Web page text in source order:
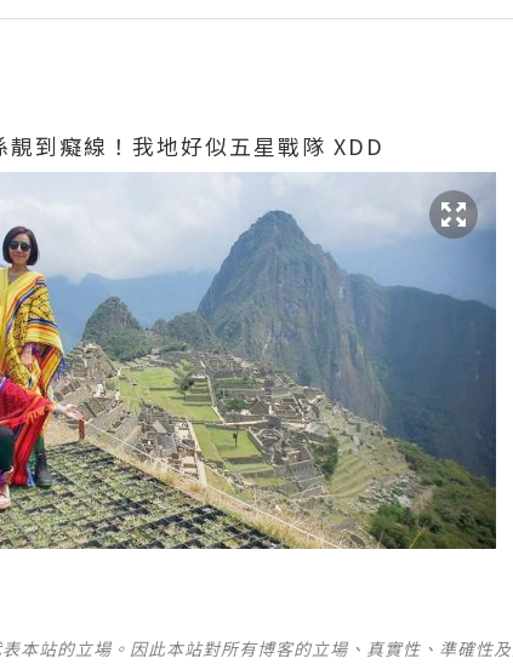
到癡線！我地好似五星戰隊 XDD
本站的立場。因此本站對所有博客的立場、真實性、準確性